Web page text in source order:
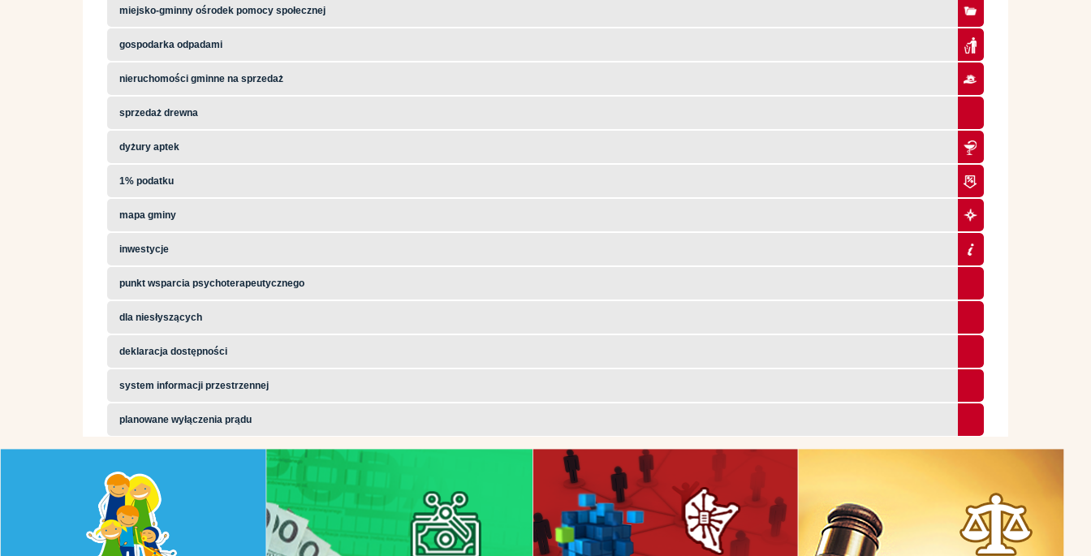
miejsko-gminny ośrodek pomocy społecznej
gospodarka odpadami
nieruchomości gminne na sprzedaż
sprzedaż drewna
dyżury aptek
1% podatku
mapa gminy
inwestycje
punkt wsparcia psychoterapeutycznego
dla niesłyszących
deklaracja dostępności
system informacji przestrzennej
planowane wyłączenia prądu